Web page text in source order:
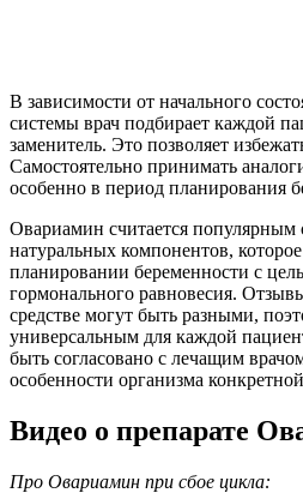
В зависимости от начального
системы врач подбирает каждой
заменитель. Это позволяет
Самостоятельно принимать
особенно в период планирования
Овариамин считается популярным
натуральных компонентов,
планировании беременности с
гормонального равновесия.
средстве могут быть разными,
универсальным для каждой
быть согласовано с лечащим
особенности организма
Видео о препарате
Про Овариамин при сбое цикла: